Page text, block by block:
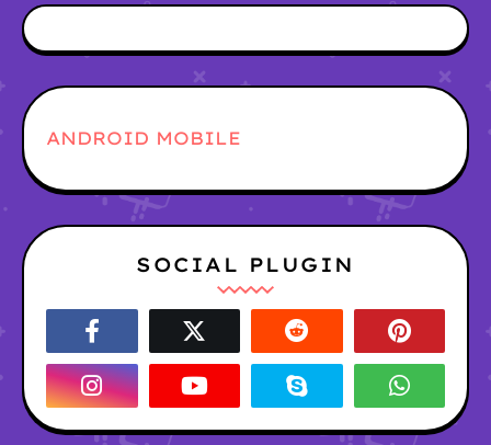
ANDROID MOBILE
SOCIAL PLUGIN